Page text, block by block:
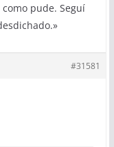
pude. Seguí
#31581